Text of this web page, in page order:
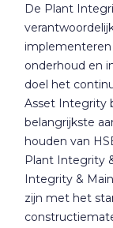
De Plant
implementeren
onderhoud en
doel het
Asset Integrity
belangrijkste
houden van
Plant Integrity
Integrity &
zijn met het